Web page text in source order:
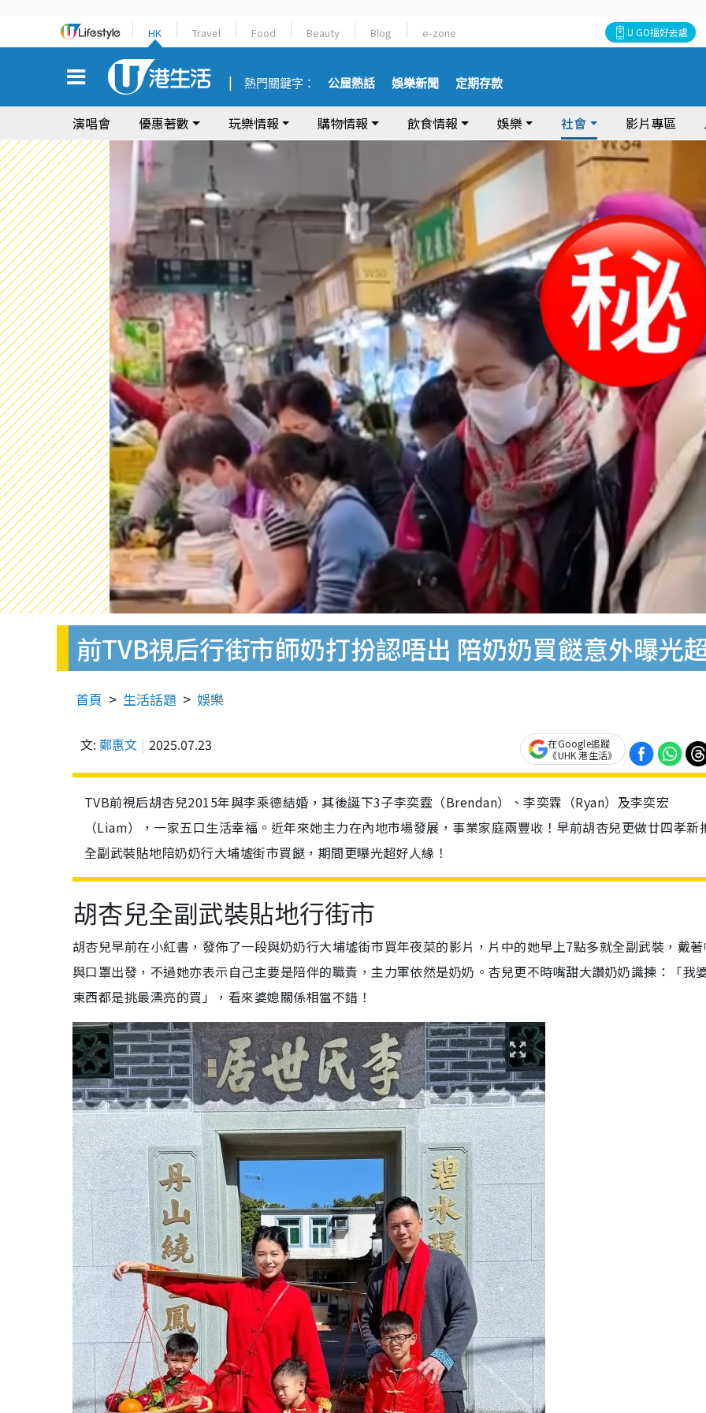
HK Travel Food Beauty Blog e-zone U GO搵好去處
熱門關鍵字： 公屋熱話 娛樂新聞 定期存款
演唱會 優惠著數 玩樂情報 購物情報 飲食情報 娛樂 社會 影片專區
前TVB視后行街市師奶打扮認唔出 陪奶奶買餸意外曝光
首頁 生活話題 娛樂
文: 鄭惠文 2025.07.23
在Google追蹤
《UHK 港生活》
TVB前視后胡杏兒2015年與李乘德結婚，其後誕下3子李奕霆（Brendan）、李奕霖（Ryan）及李奕宏
（Liam），一家五口生活幸福。近年來她主力在內地市場發展，事業家庭兩豐收！早前胡杏兒更做廿四孝新
全副武裝貼地陪奶奶行大埔墟街市買餸，期間更曝光超好人緣！
胡杏兒全副武裝貼地行街市
胡杏兒早前在小紅書，發佈了一段與奶奶行大埔墟街市買年夜菜的影片，片中的她早上7點多就全副武裝，戴
與口罩出發，不過她亦表示自己主要是陪伴的職責，主力軍依然是奶奶。杏兒更不時嘴甜大讚奶奶識揀：「我
東西都是挑最漂亮的買」，看來婆媳關係相當不錯！